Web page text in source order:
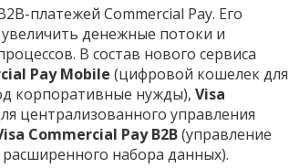
платежей Commercial Pay. Его
денежные потоки и
В состав нового сервиса
Pay Mobile (цифровой кошелек для
корпоративные нужды), Visa
централизованного управления
Commercial Pay B2B(управление
набора данных).